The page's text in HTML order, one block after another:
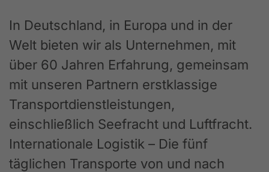
In Deutschland, in Europa und in der
Welt bieten wir als Unternehmen, mit
über 60 Jahren Erfahrung, gemeinsam
mit unseren Partnern erstklassige
Transportdienstleistungen,
einschließlich Seefracht und Luftfracht.
Internationale Logistik – Die fünf
täglichen Transporte von und nach